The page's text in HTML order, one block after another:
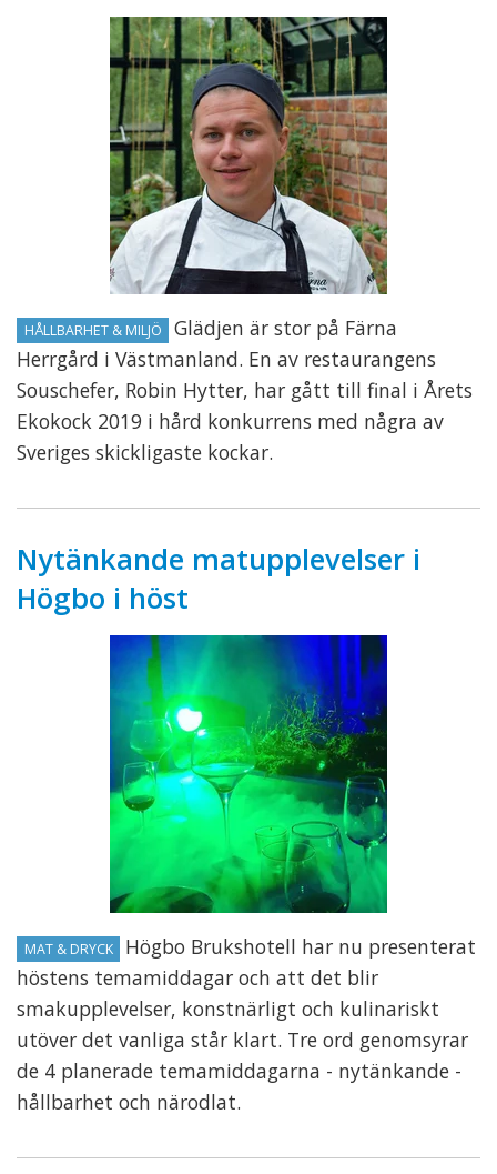
HÅLLBARHET & MILJÖ
Glädjen är stor på Färna
Herrgård i Västmanland. En av restaurangens
Souschefer, Robin Hytter, har gått till final i Årets
Ekokock 2019 i hård konkurrens med några av
Sveriges skickligaste kockar.
Nytänkande matupplevelser i
Högbo i höst
MAT & DRYCK
Högbo Brukshotell har nu presenterat
höstens temamiddagar och att det blir
smakupplevelser, konstnärligt och kulinariskt
utöver det vanliga står klart. Tre ord genomsyrar
de 4 planerade temamiddagarna - nytänkande -
hållbarhet och närodlat.